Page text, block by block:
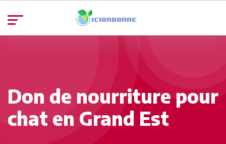
Don de nourriture pour
chat en Grand Est